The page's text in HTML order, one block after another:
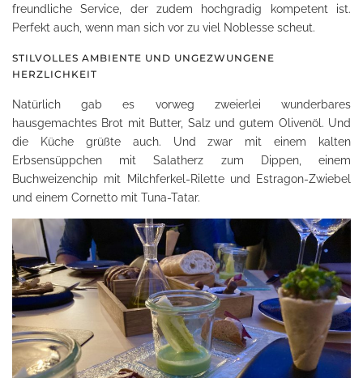
freundliche Service, der zudem hochgradig kompetent ist.
Perfekt auch, wenn man sich vor zu viel Noblesse scheut.
STILVOLLES AMBIENTE UND UNGEZWUNGENE
HERZLICHKEIT
Natürlich gab es vorweg zweierlei wunderbares
hausgemachtes Brot mit Butter, Salz und gutem Olivenöl. Und
die Küche grüßte auch. Und zwar mit einem kalten
Erbsensüppchen mit Salatherz zum Dippen, einem
Buchweizenchip mit Milchferkel-Rilette und Estragon-Zwiebel
und einem Cornetto mit Tuna-Tatar.